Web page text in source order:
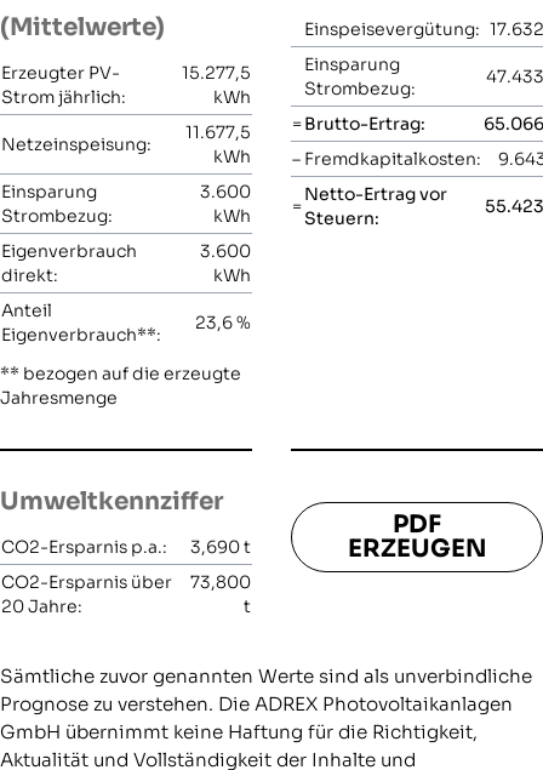
(Mittelwerte)
Erzeugter PV-
Strom jährlich:
15.277,5
kWh
Netzeinspeisung:
11.677,5
kWh
Einsparung
Strombezug:
3.600
kWh
Eigenverbrauch
direkt:
3.600
kWh
Anteil
Eigenverbrauch**:
23,6%
** bezogen auf die erzeugte
Jahresmenge
Einspeisevergütung:
Einsparung
Strombezug:
=Brutto-Ertrag:
– Fremdkapitalkosten:
=
Netto-Ertrag vor
Steuern:
Umweltkennziffer
CO2-Ersparnis p.a.: 3,690t
CO2-Ersparnis über
20 Jahre:
73,800
t
PDF
ERZEUGEN
Sämtliche zuvor genannten Werte sind als unverbindliche
Prognose zu verstehen. Die ADREX Photovoltaikanlagen
GmbH übernimmt keine Haftung für die Richtigkeit,
Aktualität und Vollständigkeit der Inhalte und